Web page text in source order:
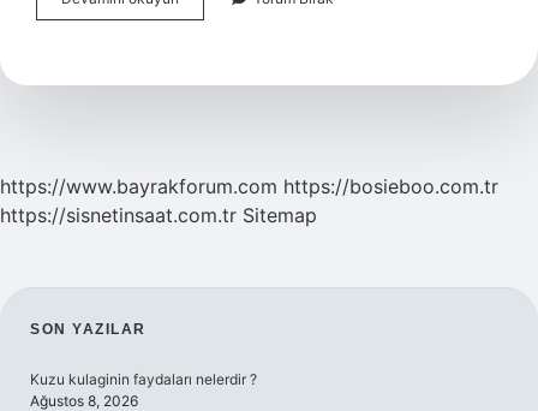
Yaralanmalarında
Olarak
https://www.bayrakforum.com https://bosieboo.com.tr
https://sisnetinsaat.com.tr Sitemap
SIDEBAR
SON YAZILAR
Kuzu kulaginin faydaları nelerdir ?
Ağustos 8, 2026